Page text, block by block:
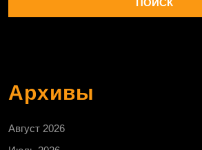
Архивы
Август 2026